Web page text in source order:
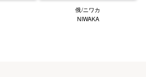
俄/ニワカ
NIWAKA